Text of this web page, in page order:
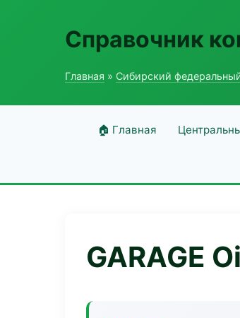
Справочник
Главная » Сибирский
🏠 Главная
GARAGE